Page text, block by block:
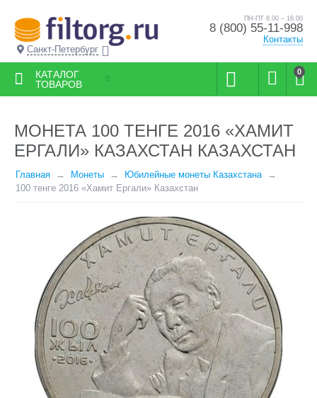
Санкт-Петербург
ПН-ПТ 8.00 – 16.00
8 (800) 55-11-998
Контакты
0
КАТАЛОГ
ТОВАРОВ
МОНЕТА 100 ТЕНГЕ 2016 «ХАМИТ
ЕРГАЛИ» КАЗАХСТАН КАЗАХСТАН
Главная Монеты
Юбилейные монеты Казахстана
100 тенге 2016 «Хамит Ергали» Казахстан